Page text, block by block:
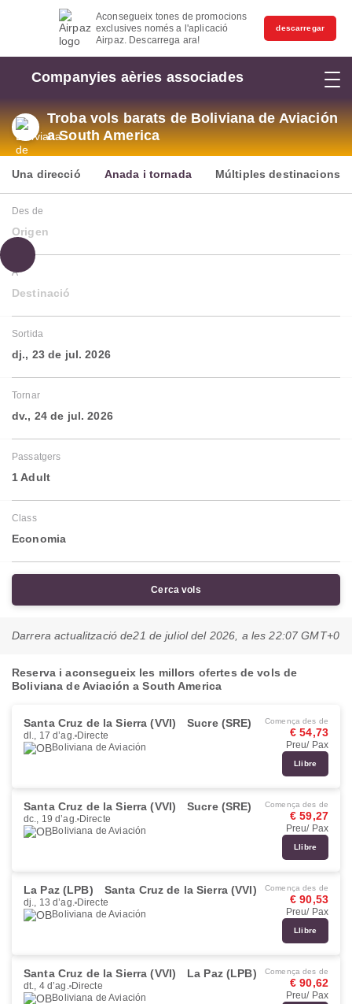
Aconsegueix tones de promocions
exclusives només a l'aplicació
Airpaz. Descarrega ara!
descarregar
Companyies aèries associades
Troba vols barats de Boliviana de Aviación
a South America
Una direcció Anada i tornada Múltiples destinacions
Des de
Origen
A
Destinació
Sortida
dj., 23 de jul. 2026
Tornar
dv., 24 de jul. 2026
Passatgers
1 Adult
Class
Economia
Cerca vols
Darrera actualització de21 de juliol del 2026, a les 22:07 GMT+0
Reserva i aconsegueix les millors ofertes de vols de
Boliviana de Aviación a South America
Santa Cruz de la Sierra (VVI) Sucre (SRE)
dl., 17 d’ag. Directe
Boliviana de Aviación
Comença des de
€ 54,73
Preu/ Pax
Llibre
Santa Cruz de la Sierra (VVI) Sucre (SRE)
dc., 19 d’ag. Directe
Boliviana de Aviación
Comença des de
€ 59,27
Preu/ Pax
Llibre
La Paz (LPB) Santa Cruz de la Sierra (VVI)
dj., 13 d’ag. Directe
Boliviana de Aviación
Comença des de
€ 90,53
Preu/ Pax
Llibre
Santa Cruz de la Sierra (VVI) La Paz (LPB)
dt., 4 d’ag. Directe
Boliviana de Aviación
Comença des de
€ 90,62
Preu/ Pax